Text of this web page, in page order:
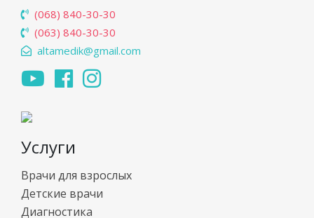
(068) 840-30-30
(063) 840-30-30
altamedik@gmail.com
Услуги
Врачи для взрослых
Детские врачи
Диагностика